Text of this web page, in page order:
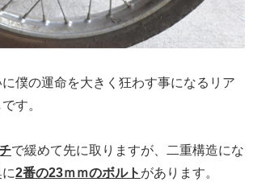
僕の運命を大きく狂わす事になるリア
す。
で緩めて先に取りますが、二重構造にな
2番の23ｍｍのボルト があります。